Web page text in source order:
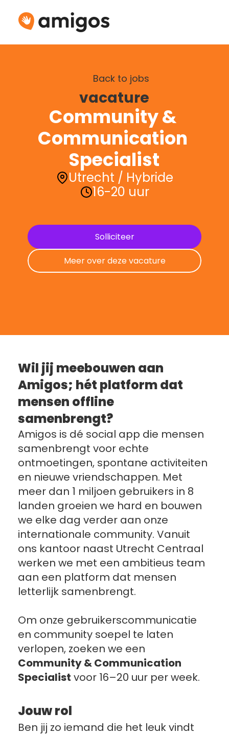
Back to jobs
vacature
Community &
Communication
Specialist
Utrecht / Hybride
16-20 uur
Solliciteer
Meer over deze vacature
Wil jij meebouwen aan
Amigos; hét platform dat
mensen offline
samenbrengt?
Amigos is dé social app die mensen
samenbrengt voor echte
ontmoetingen, spontane activiteiten
en nieuwe vriendschappen. Met
meer dan 1 miljoen gebruikers in 8
landen groeien we hard en bouwen
we elke dag verder aan onze
internationale community. Vanuit
ons kantoor naast Utrecht Centraal
werken we met een ambitieus team
aan een platform dat mensen
letterlijk samenbrengt.
Om onze gebruikerscommunicatie
en community soepel te laten
Community & Communication
Specialist voor 16–20 uur per week.
Jouw rol
Ben jij zo iemand die het leuk vindt